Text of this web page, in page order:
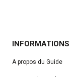
INFORMATIONS
A propos du Guide